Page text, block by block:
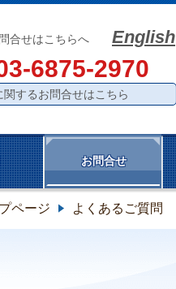
問合せはこちらへ English
6875-2970
関するお問合せはこちら
お問合せ
ページ よくあるご質問